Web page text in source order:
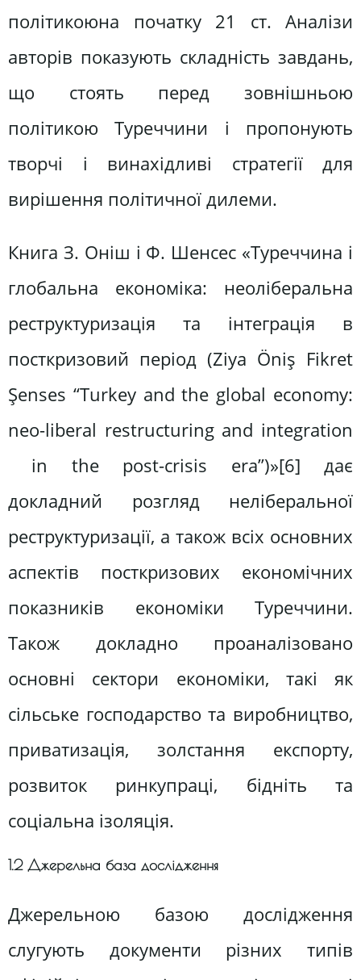
політикоюна початку 21 ст. Аналізи
авторів показують складність завдань,
що стоять перед зовнішньою
політикою Туреччини і пропонують
творчі і винахідливі стратегії для
вирішення політичної дилеми.
Книга З. Оніш і Ф. Шенсес «Туреччина і
глобальна економіка: неоліберальна
реструктуризація та інтеграція в
посткризовий період (Ziya Öniş Fikret
Şenses “Turkey and the global economy:
neo-liberal restructuring and integration
in the post-crisis era”)»[6] дає
докладний розгляд неліберальної
реструктуризації, а також всіх основних
аспектів посткризових економічних
показників економіки Туреччини.
Також докладно проаналізовано
основні сектори економіки, такі як
сільське господарство та виробництво,
приватизація, золстання експорту,
розвиток ринкупраці, бідніть та
соціальна ізоляція.
1.2 Джерельна база дослідження
Джерельною базою дослідження
слугують документи різних типів